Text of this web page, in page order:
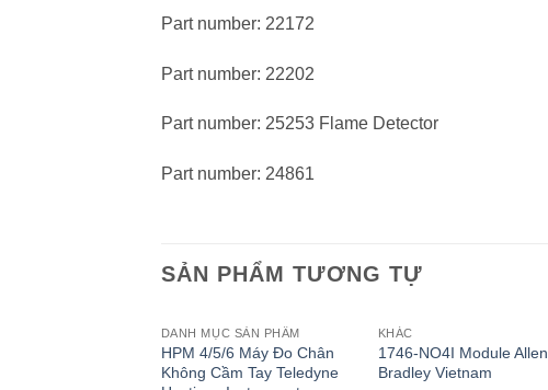
Part number: 22172
Part number: 22202
Part number: 25253 Flame Detector
Part number: 24861
SẢN PHẨM TƯƠNG TỰ
DANH MỤC SẢN PHẨM
HPM 4/5/6 Máy Đo Chân
Không Cầm Tay Teledyne
KHÁC
1746-NO4I Module Allen
Bradley Vietnam